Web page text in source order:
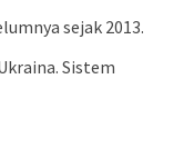
sejak 2013.
Sistem